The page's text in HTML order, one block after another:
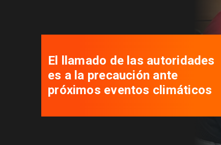
El llamado de las autoridades
es a la precaución ante
próximos eventos climáticos